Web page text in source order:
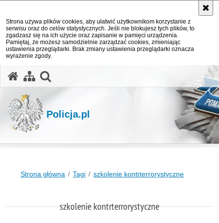
Strona używa plików cookies, aby ułatwić użytkownikom korzystanie z
serwisu oraz do celów statystycznych. Jeśli nie blokujesz tych plików, to
zgadzasz się na ich użycie oraz zapisanie w pamięci urządzenia.
Pamiętaj, że możesz samodzielnie zarządzać cookies, zmieniając
ustawienia przeglądarki. Brak zmiany ustawienia przeglądarki oznacza
wyrażenie zgody.
Policja.pl
Strona główna Tagi szkolenie kontrterrorystyczne
szkolenie kontrterrorystyczne